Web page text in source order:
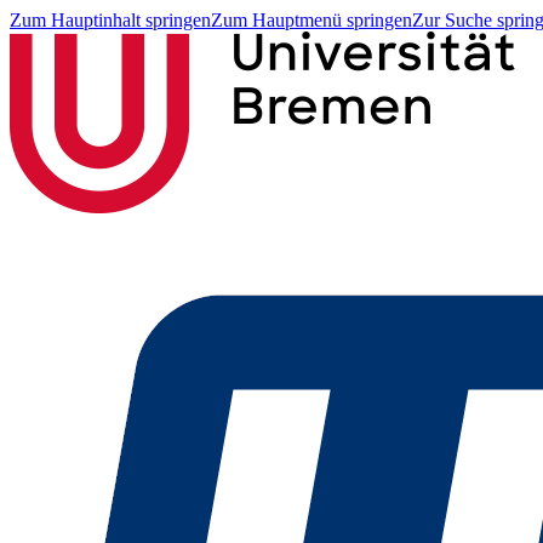
Zum Hauptinhalt springenZum Hauptmenü springenZur Suche